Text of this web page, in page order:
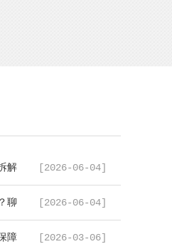
[2026-06-04]
解
[2026-06-04]
聊
[2026-03-06]
障